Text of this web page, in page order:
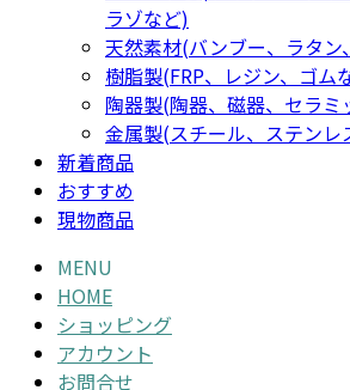
ラゾなど)
天然素材(バンブー、ラタン
樹脂製(FRP、レジン、ゴム
陶器製(陶器、磁器、セラミ
金属製(スチール、ステンレ
新着商品
おすすめ
現物商品
MENU
HOME
ショッピング
アカウント
お問合せ